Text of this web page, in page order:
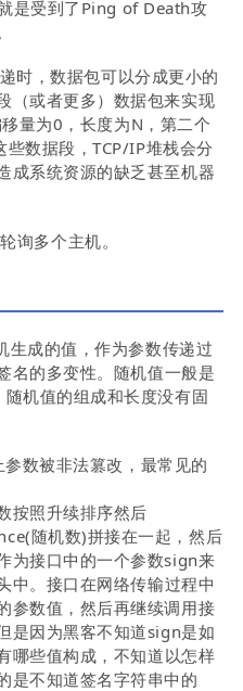
是受到了Ping of Death攻
时，数据包可以分成更小的
（或者更多）数据包来实现
量为0，长度为N，第二个
数据段，TCP/IP堆栈会分
成系统资源的缺乏甚至机器
询多个主机。
生成的值，作为参数传递过
名的多变性。随机值一般是
机值的组成和长度没有固
数被非法篡改，最常见的
按照升续排序然后
随机数)拼接在一起，然后
为接口中的一个参数sign来
中。接口在网络传输过程中
参数值，然后再继续调用接
是因为黑客不知道sign是如
哪些值构成，不知道以怎样
是不知道签名字符串中的